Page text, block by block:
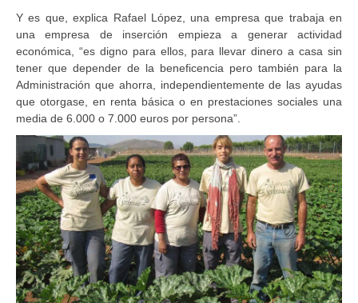
Y es que, explica Rafael López, una empresa que trabaja en
una empresa de inserción empieza a generar actividad
económica, “es digno para ellos, para llevar dinero a casa sin
tener que depender de la beneficencia pero también para la
Administración que ahorra, independientemente de las ayudas
que otorgase, en renta básica o en prestaciones sociales una
media de 6.000 o 7.000 euros por persona”.